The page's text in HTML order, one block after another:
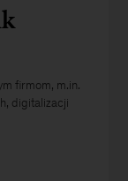
firmom, m.in.
digitalizacji